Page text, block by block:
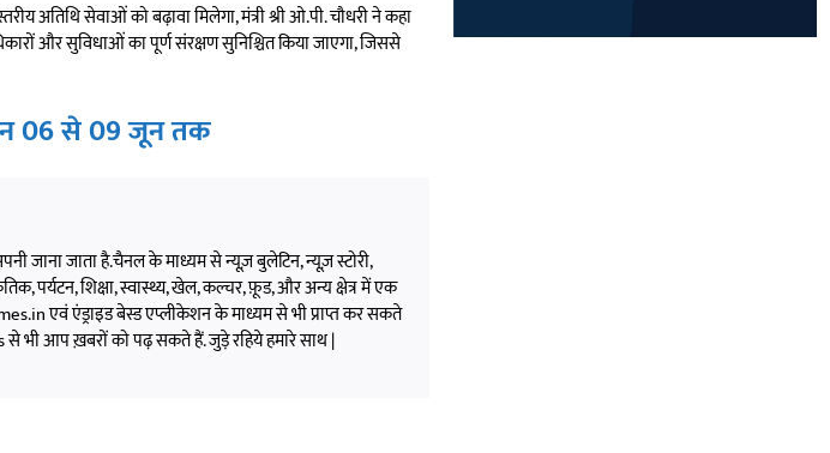
अतिथि सेवाओं को बढ़ावा मिलेगा, मंत्री श्री ओ.पी. चौधरी ने कहा
और सुविधाओं का पूर्ण संरक्षण सुनिश्चित किया जाएगा, जिससे
06 से 09 जून तक
जाना जाता है.चैनल के माध्यम से न्यूज़ बुलेटिन, न्यूज़ स्टोरी,
पर्यटन, शिक्षा, स्वास्थ्य, खेल, कल्चर, फ़ूड, और अन्य क्षेत्र में एक
एवं एंड्राइड बेस्ड एप्लीकेशन के माध्यम से भी प्राप्त कर सकते
आप ख़बरों को पढ़ सकते हैं. जुड़े रहिये हमारे साथ |